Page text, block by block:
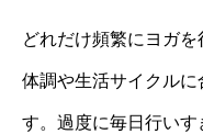
どれだけ頻繁にヨガを
体調や生活サイクルに
す。過度に毎日行い